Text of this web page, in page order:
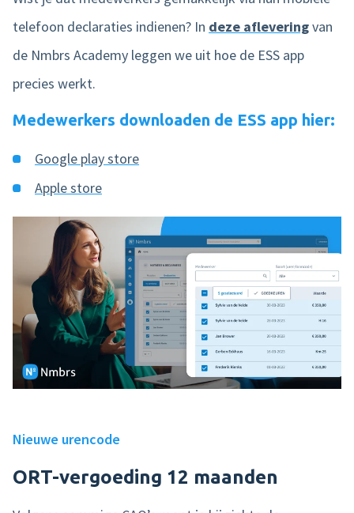
telefoon declaraties indienen? In deze afleveringvan
de Nmbrs Academy leggen we uit hoe de ESS app
precies werkt.
Medewerkers downloaden de ESS app hier:
Google play store
Apple store
Nieuwe urencode
ORT-vergoeding 12 maanden